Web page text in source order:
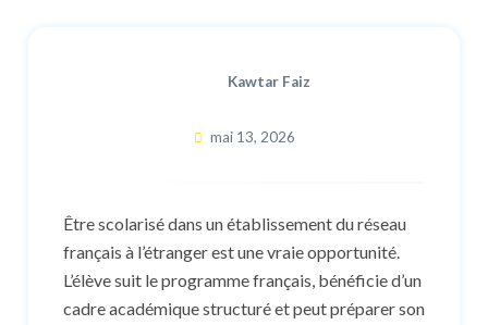
Kawtar Faiz
mai 13, 2026
Être scolarisé dans un établissement du réseau
français à l’étranger est une vraie opportunité.
L’élève suit le programme français, bénéficie d’un
cadre académique structuré et peut préparer son